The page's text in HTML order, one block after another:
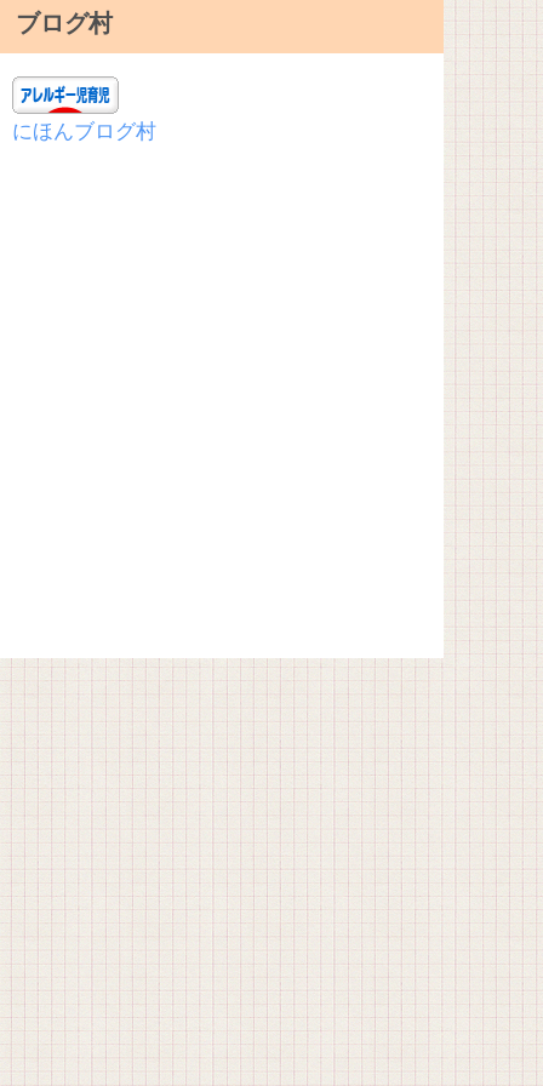
ブログ村
にほんブログ村